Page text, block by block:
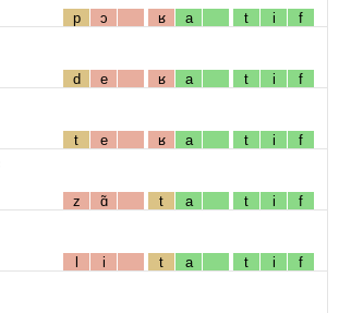
p ɔ ʁ a t i f
d e ʁ a t i f
t e ʁ a t i f
z ɑ̃ t a t i f
l i t a t i f